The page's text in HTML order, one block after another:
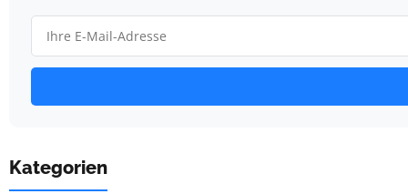
Kategorien